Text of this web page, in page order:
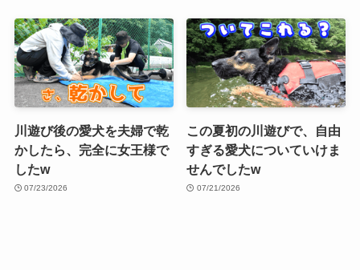
川遊び後の愛犬を夫婦で乾
かしたら、完全に女王様で
したw
07/23/2026
この夏初の川遊びで、自由
すぎる愛犬についていけま
せんでしたw
07/21/2026